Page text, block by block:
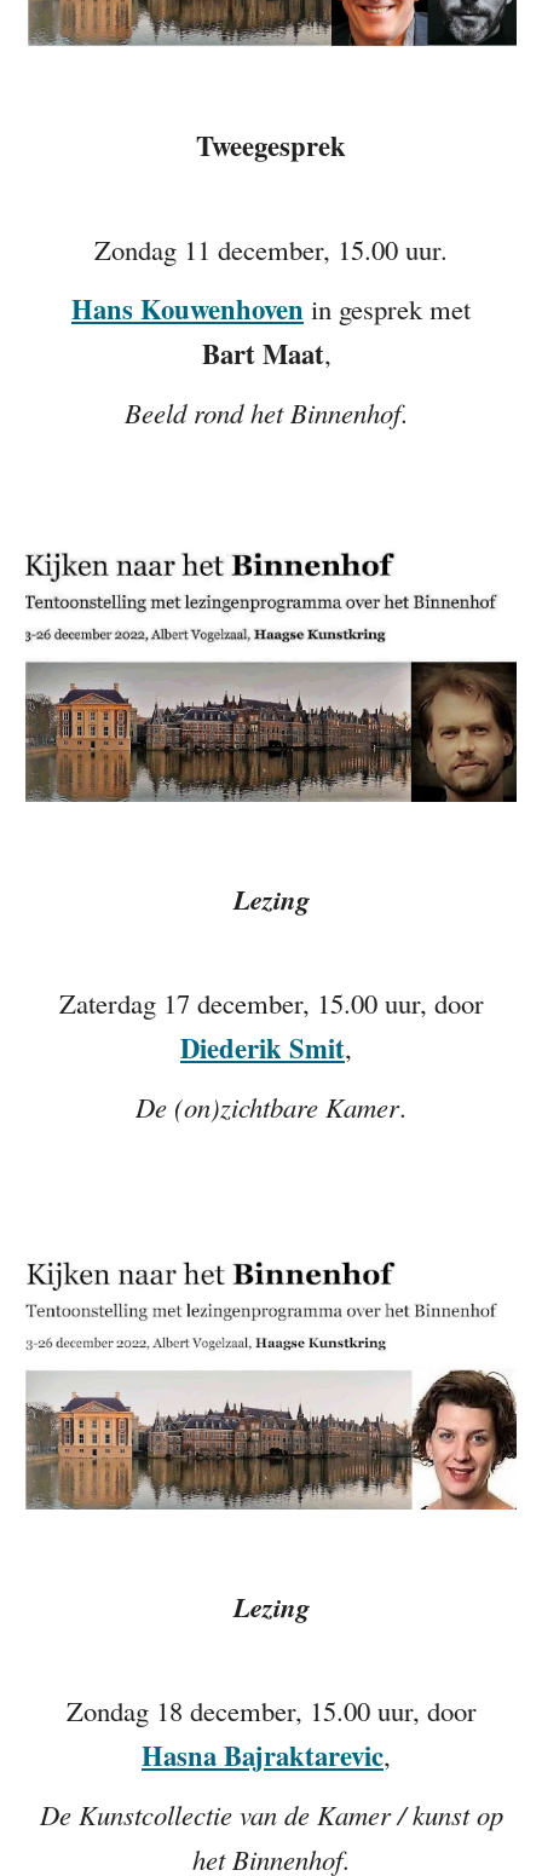
Tweegesprek
Zondag 11 december, 15.00 uur.
Hans Kouwenhoven in gesprek met
Bart Maat,
Beeld rond het Binnenhof.
Lezing
Zaterdag 17 december, 15.00 uur, door
Diederik Smit,
De (on)zichtbare Kamer.
Lezing
Zondag 18 december, 15.00 uur, door
Hasna Bajraktarevic,
De Kunstcollectie van de Kamer / kunst op
het Binnenhof.